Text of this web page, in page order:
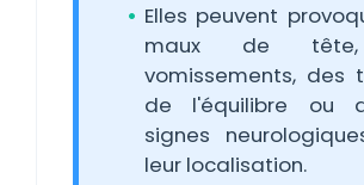
Elles peuvent
maux de
vomissements, des
de l'équilibre ou
signes
leur localisation.